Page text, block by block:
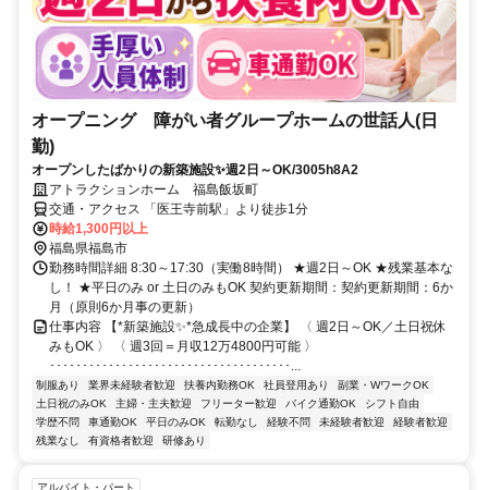
オープニング 障がい者グループホームの世話人(日
勤)
オープンしたばかりの新築施設✨週2日～OK/3005h8A2
アトラクションホーム 福島飯坂町
交通・アクセス 「医王寺前駅」より徒歩1分
時給1,300円以上
福島県福島市
勤務時間詳細 8:30～17:30（実働8時間） ★週2日～OK ★残業基本な
し！ ★平日のみ or 土日のみもOK 契約更新期間：契約更新期間：6か
月（原則6か月事の更新）
仕事内容 【*新築施設✨*急成長中の企業】 〈 週2日～OK／土日祝休
みもOK 〉 〈 週3回＝月収12万4800円可能 〉
･････････････････････････････････････...
制服あり 業界未経験者歓迎 扶養内勤務OK 社員登用あり
副業・WワークOK
土日祝のみOK
主婦・主夫歓迎 フリーター歓迎 バイク通勤OK
シフト自由
学歴不問
車通勤OK 平日のみOK 転勤なし 経験不問 未経験者歓迎
経験者歓迎
残業なし
有資格者歓迎 研修あり
アルバイト・パート